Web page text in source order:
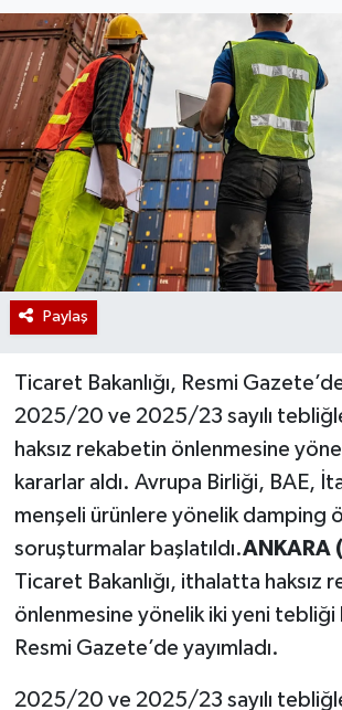
Paylaş
Ticaret Bakanlığı, Resmi
2025/20 ve 2025/23 sayılı
haksız rekabetin önlenmesine
kararlar aldı. Avrupa Birliği, BAE,
menşeli ürünlere yönelik damping
soruşturmalar başlatıldı.ANKARA
Ticaret Bakanlığı, ithalatta haksız
önlenmesine yönelik iki yeni tebliği
Resmi Gazete’de yayımladı.
2025/20 ve 2025/23 sayılı
KÜLTÜR-SANAT
SAĞLIK-YAŞAM
Son Dakika Haberleri
Haber Arşivi